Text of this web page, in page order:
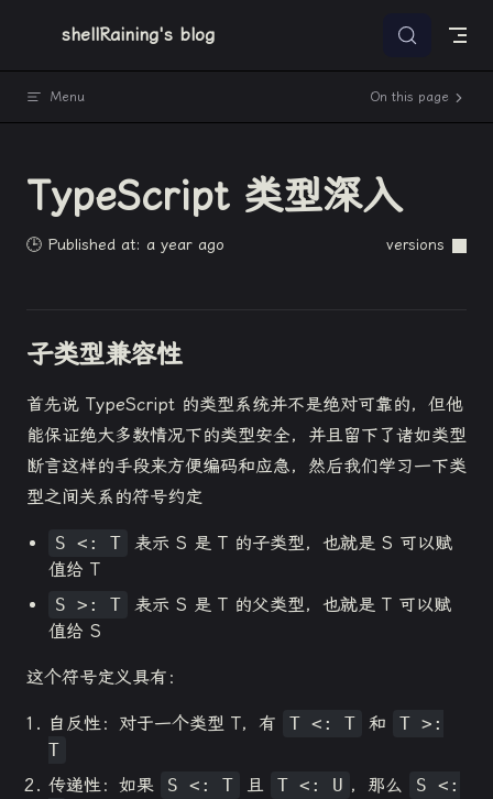
Skip to content
shellRaining's blog
Menu On this page
TypeScript 类型深入
🕒 Published at: a year ago versions
子类型兼容性
首先说 TypeScript 的类型系统并不是绝对可靠的，但他
能保证绝大多数情况下的类型安全，并且留下了诸如类型
断言这样的手段来方便编码和应急，然后我们学习一下类
型之间关系的符号约定
S <: T
表示 S 是 T 的子类型，也就是 S 可以赋
值给 T
S >: T
表示 S 是 T 的父类型，也就是 T 可以赋
值给 S
这个符号定义具有：
自反性：对于一个类型 T，有 T <: T 和
T >:
T
传递性：如果
S <: T 且 T <: U ，那么
S <: